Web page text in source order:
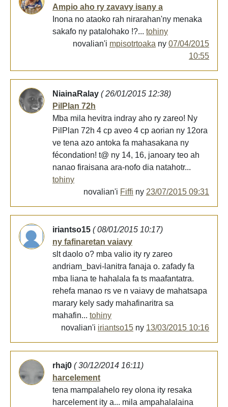
Ampio aho ry zavavy isany a
Inona no ataoko rah nirarahan'ny menaka
sakafo ny patalohako !?... tohiny
novalian'i mpisotrtoaka ny 07/04/2015
10:55
NiainaRalay ( 26/01/2015 12:38)
PilPlan 72h
Mba mila hevitra indray aho ry zareo! Ny
PilPlan 72h 4 cp aveo 4 cp aorian ny 12ora
ve tena azo antoka fa mahasakana ny
fécondation! t@ ny 14, 16, janoary teo ah
nanao firaisana ara-nofo dia natahotr...
tohiny
novalian'i Fiffi ny 23/07/2015 09:31
iriantso15 ( 08/01/2015 10:17)
ny fafinaretan vaiavy
slt daolo o? mba valio ity ry zareo
andriam_bavi-lanitra fanaja o. zafady fa
mba liana te hahalala fa ts maafantatra.
rehefa manao rs ve n vaiavy de mahatsapa
marary kely sady mahafinaritra sa
mahafin... tohiny
novalian'i iriantso15 ny 13/03/2015 10:16
rhaj0 ( 30/12/2014 16:11)
harcelement
tena mampalahelo rey olona ity resaka
harcelement ity a... mila ampahalalaina